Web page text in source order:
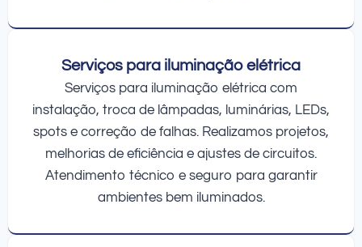
Serviços para iluminação elétrica
Serviços para iluminação elétrica com
instalação, troca de lâmpadas, luminárias, LEDs,
spots e correção de falhas. Realizamos projetos,
melhorias de eficiência e ajustes de circuitos.
Atendimento técnico e seguro para garantir
ambientes bem iluminados.